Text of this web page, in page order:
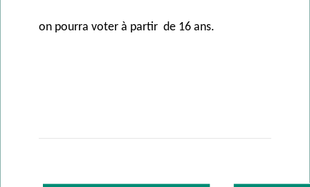
on pourra voter à partir de 16 ans.